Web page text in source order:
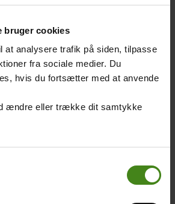
bruger cookies
at analysere trafik på siden, tilpasse
fra sociale medier. Du
hvis du fortsætter med at anvende
ændre eller trække dit samtykke
folket er animister. De laver
Main
Lobiernes skikke